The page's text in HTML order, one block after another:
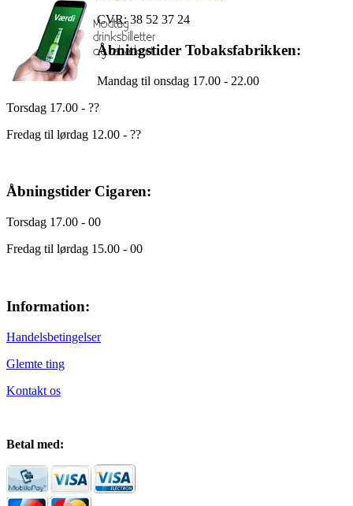
CVR: 38 52 37 24
Åbningstider Tobaksfabrikken:
Mandag til onsdag 17.00 - 22.00
Torsdag 17.00 - ??
Fredag til lørdag 12.00 - ??
Åbningstider Cigaren:
Torsdag 17.00 - 00
Fredag til lørdag 15.00 - 00
Information:
Handelsbetingelser
Glemte ting
Kontakt os
Betal med: